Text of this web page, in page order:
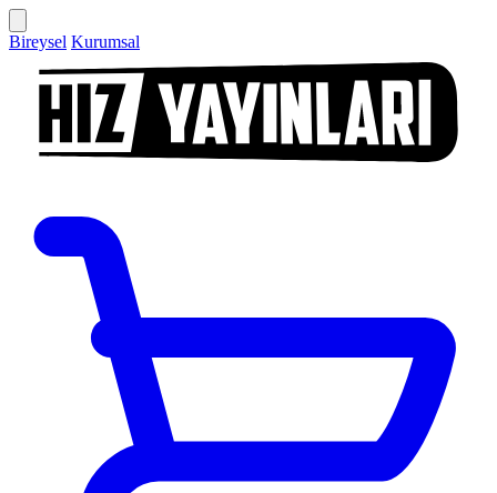
Bireysel Kurumsal